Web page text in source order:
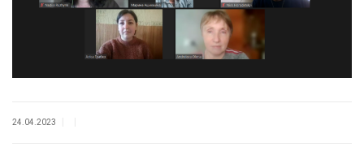
24.04.2023